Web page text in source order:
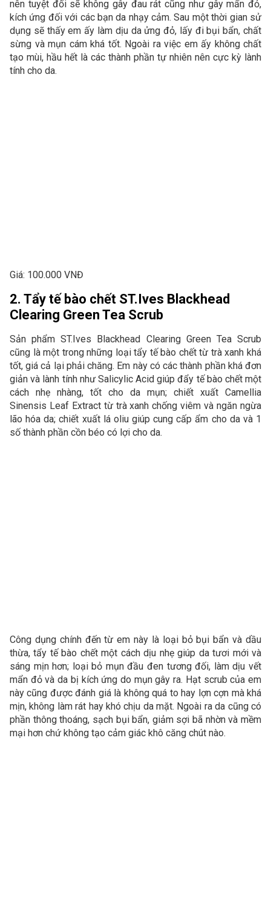
nên tuyệt đối sẽ không gây đau rát cũng như gây mẩn đỏ,
kích ứng đối với các bạn da nhạy cảm. Sau một thời gian sử
dụng sẽ thấy em ấy làm dịu da ửng đỏ, lấy đi bụi bẩn, chất
sừng và mụn cám khá tốt. Ngoài ra việc em ấy không chất
tạo mùi, hầu hết là các thành phần tự nhiên nên cực kỳ lành
tính cho da.
Giá: 100.000 VNĐ
2. Tẩy tế bào chết ST.Ives Blackhead
Clearing Green Tea Scrub
Sản phẩm ST.Ives Blackhead Clearing Green Tea Scrub
cũng là một trong những loại tẩy tế bào chết từ trà xanh khá
tốt, giá cả lại phải chăng. Em này có các thành phần khá đơn
giản và lành tính như Salicylic Acid giúp đẩy tế bào chết một
cách nhẹ nhàng, tốt cho da mụn; chiết xuất Camellia
Sinensis Leaf Extract từ trà xanh chống viêm và ngăn ngừa
lão hóa da; chiết xuất lá oliu giúp cung cấp ẩm cho da và 1
số thành phần cồn béo có lợi cho da.
Công dụng chính đến từ em này là loại bỏ bụi bẩn và dầu
thừa, tẩy tế bào chết một cách dịu nhẹ giúp da tươi mới và
sáng mịn hơn; loại bỏ mụn đầu đen tương đối, làm dịu vết
mẩn đỏ và da bị kích ứng do mụn gây ra. Hạt scrub của em
này cũng được đánh giá là không quá to hay lợn cợn mà khá
mịn, không làm rát hay khó chịu da mặt. Ngoài ra da cũng có
phần thông thoáng, sạch bụi bẩn, giảm sợi bã nhờn và mềm
mại hơn chứ không tạo cảm giác khô căng chút nào.